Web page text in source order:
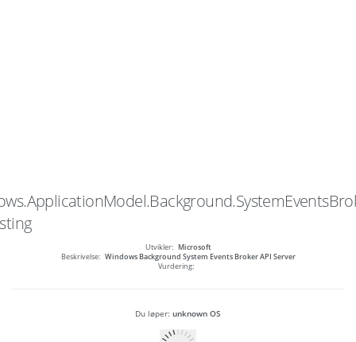
Utvikler: Microsoft
Beskrivelse: Windows Background System Events Broker API Server
Vurdering:
Du løper: unknown OS